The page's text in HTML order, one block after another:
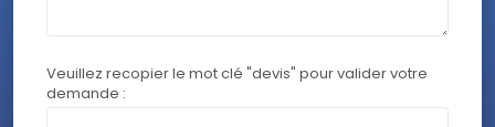
Veuillez recopier le mot clé "devis" pour valider votre
demande :